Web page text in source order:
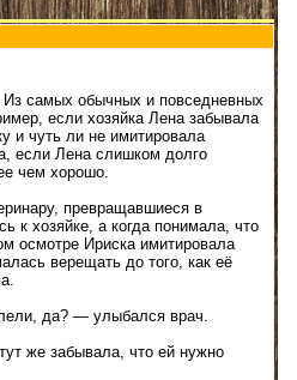
Из самых обычных и повседневных
если хозяйка Лена забывала
и чуть ли не имитировала
если Лена слишком долго
чем хорошо.
превращавшиеся в
к хозяйке, а когда понимала, что
осмотре Ириска имитировала
верещать до того, как её
да? — улыбался врач.
же забывала, что ей нужно